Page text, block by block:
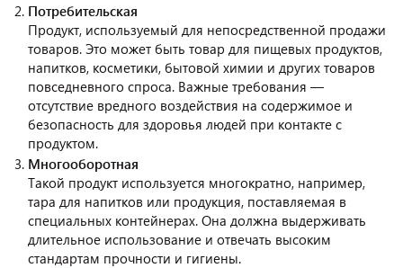
Потребительская
Продукт, используемый для непосредственной продажи
товаров. Это может быть товар для пищевых продуктов,
напитков, косметики, бытовой химии и других товаров
повседневного спроса. Важные требования —
отсутствие вредного воздействия на содержимое и
безопасность для здоровья людей при контакте с
продуктом.
Многооборотная
Такой продукт используется многократно, например,
тара для напитков или продукция, поставляемая в
специальных контейнерах. Она должна выдерживать
длительное использование и отвечать высоким
стандартам прочности и гигиены.